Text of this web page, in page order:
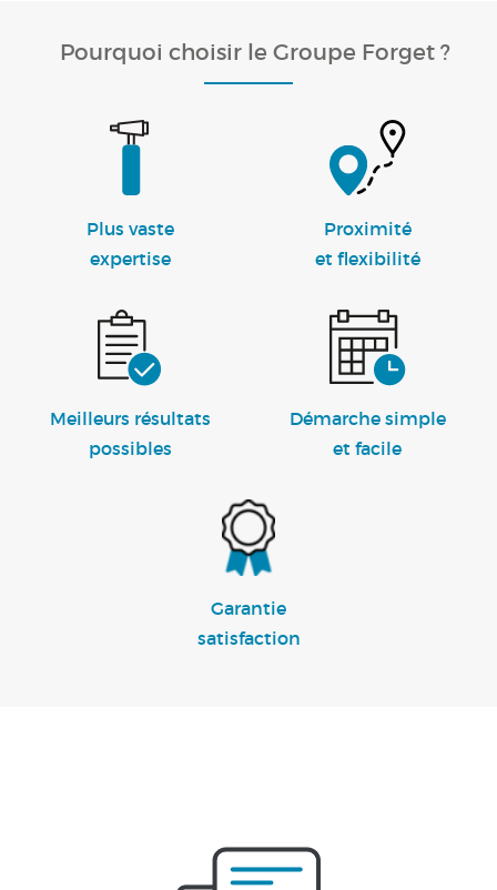
Pourquoi choisir le Groupe Forget ?
Plus vaste
expertise
Proximité
et flexibilité
Meilleurs résultats
possibles
Démarche simple
et facile
Garantie
satisfaction